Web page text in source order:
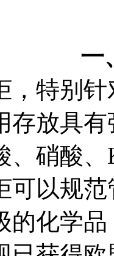
一
，特别
存放具
、硝酸
可以规
的化学